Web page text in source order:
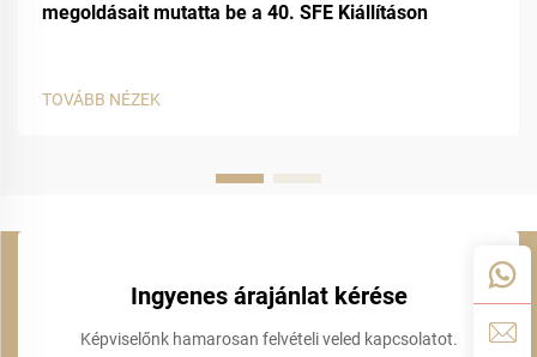
megoldásait mutatta be a 40. SFE Kiállításon
TOVÁBB NÉZEK
Ingyenes árajánlat kérése
Képviselőnk hamarosan felvételi veled kapcsolatot.